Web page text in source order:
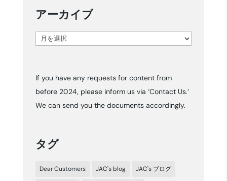
アーカイブ
ア
イ
ブ
If you have any requests for content from
before 2024, please inform us via ‘Contact Us.’
We can send you the documents accordingly.
タグ
Dear Customers JAC's blog JAC's ブログ